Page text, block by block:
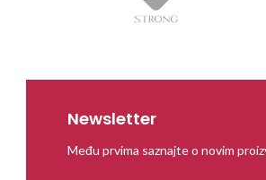
Newsletter
Među prvima saznajte o novim